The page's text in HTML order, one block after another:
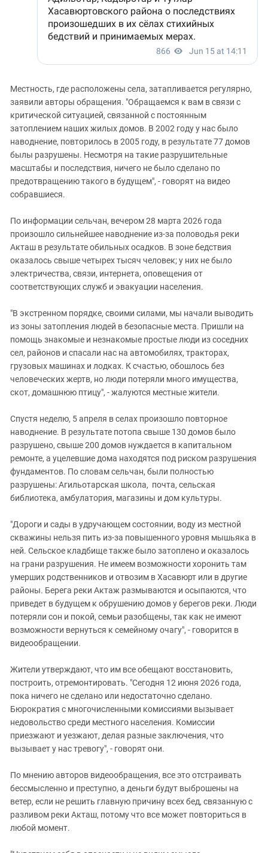
Местность, где расположены села, затапливается регулярно,
заявили авторы обращения. "Обращаемся к вам в связи с
критической ситуацией, связанной с постоянным
затоплением наших жилых домов. В 2002 году у нас было
наводнение, повторилось в 2005 году, в результате 77 домов
былы разрушены. Несмотря на такие разрушительные
масштабы и последствия, ничего не было сделано по
предотвращению такого в будущем", - говорят на видео
собравшиеся.
По информации сельчан, вечером 28 марта 2026 года
произошло сильнейшее наводнение из-за половодья реки
Акташ в результате обильных осадков. В зоне бедствия
оказалось свыше четырех тысяч человек; у них не было
электричества, связи, интернета, оповещения от
соответствующих служб и эвакуации населения.
"В экстренном порядке, своими силами, мы начали выводить
из зоны затопления людей в безопасные места. Пришли на
помощь знакомые и незнакомые простые люди из соседних
сел, районов и спасали нас на автомобилях, тракторах,
грузовых машинах и лодках. К счастью, обошлось без
человеческих жертв, но люди потеряли много имущества,
скот, домашнюю птицу", - жалуются местные жители.
Спустя неделю, 5 апреля в селах произошло повторное
наводнение. В результате потопа свыше 130 домов было
разрушено, свыше 200 домов нуждается в капитальном
ремонте, а уцелевшие дома находятся под риском разрушения
фундаментов. По словам сельчан, были полностью
разрушены: Агильотарская школа, почта, сельская
библиотека, амбулатория, магазины и дом культуры.
"Дороги и сады в удручающем состоянии, воду из местной
скважины нельзя пить из-за повышенного уровня мышьяка в
ней. Сельское кладбище также было затоплено и оказалось
на грани разрушения. Не имеем возможности хоронить там
умерших родственников и отвозим в Хасавюрт или в другие
районы. Берега реки Актаж размываются и осыпаются, что
приведет в будущем к обрушению домов у берегов реки. Люди
потеряли сон и покой, семьи разобщены, так как не имеют
возможности вернуться к семейному очагу", - говорится в
видеообращении.
Жители утверждают, что им все обещают восстановить,
построить, отремонтировать. "Сегодня 12 июня 2026 года,
пока ничего не сделано или недостаточно сделано.
Бюрократия с многочисленными комиссиями вызывает
недовольство среди местного населения. Комиссии
приезжают и уезжают, делая разные заключения, что
вызывает у нас тревогу", - говорят они.
По мнению авторов видеообращения, все это отстраивать
бессмысленно и преступно, а деньги будут выброшены на
ветер, если не решить главную причину всех бед, связанную с
разливом реки Акташ, потому что все может повториться в
любой момент.